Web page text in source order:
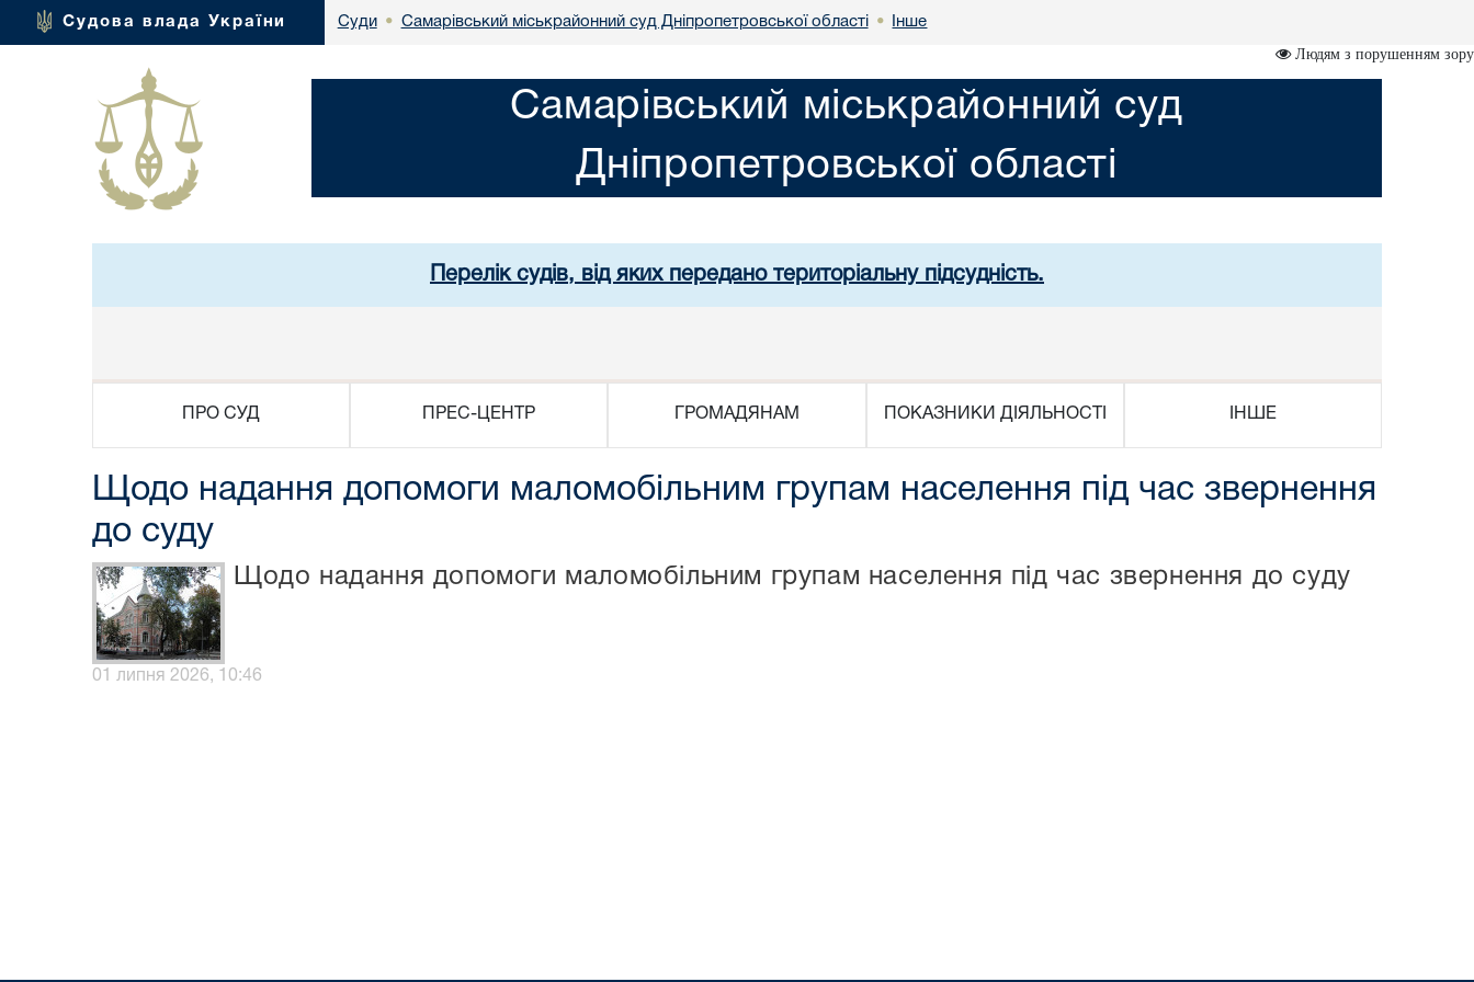
Судова влада України Суди • Самарівський міськрайонний суд Дніпропетровської області • Інше
Людям з порушенням зору
Самарівський міськрайонний суд
Дніпропетровської області
Перелік судів, від яких передано територіальну підсудність.
ПРО СУД ПРЕС-ЦЕНТР ГРОМАДЯНАМ ПОКАЗНИКИ ДІЯЛЬНОСТІ ІНШЕ
Щодо надання допомоги маломобільним групам населення під час звернення
до суду
Щодо надання допомоги маломобільним групам населення під час звернення до суду
01 липня 2026, 10:46